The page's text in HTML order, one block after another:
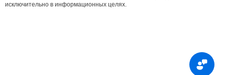
исключительно в информационных целях.